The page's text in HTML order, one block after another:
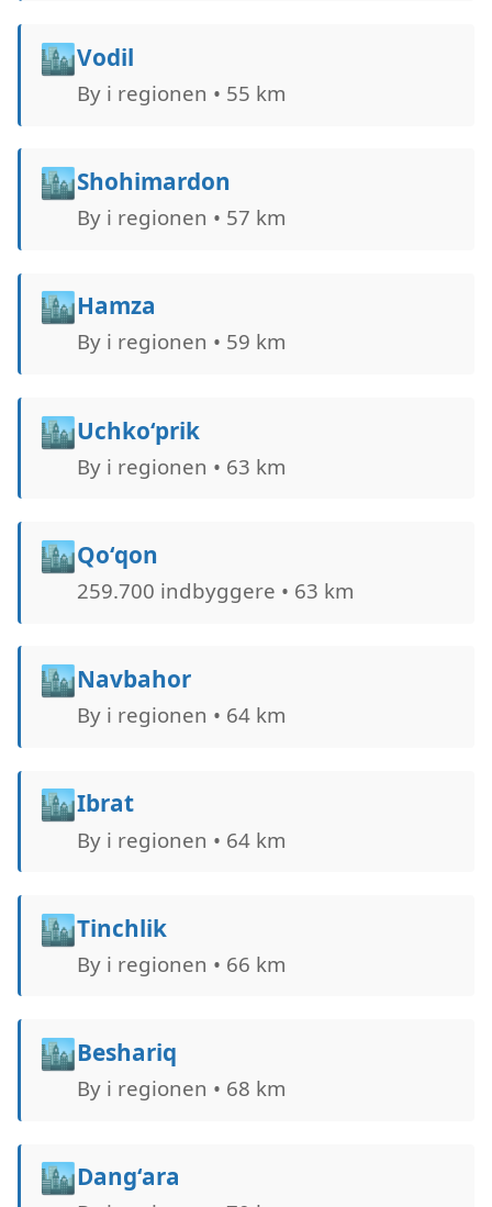
🏙️Vodil
By i regionen • 55 km
🏙️Shohimardon
By i regionen • 57 km
🏙️Hamza
By i regionen • 59 km
🏙️Uchko‘prik
By i regionen • 63 km
🏙️Qo‘qon
259.700 indbyggere • 63 km
🏙️Navbahor
By i regionen • 64 km
🏙️Ibrat
By i regionen • 64 km
🏙️Tinchlik
By i regionen • 66 km
🏙️Beshariq
By i regionen • 68 km
🏙️Dang‘ara